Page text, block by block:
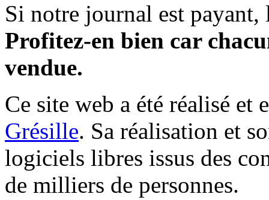
Si notre journal est payant,
Profitez-en bien car
vendue.
Ce site web a été réalisé et
Grésille. Sa réalisation et
logiciels libres issus des
de milliers de personnes.